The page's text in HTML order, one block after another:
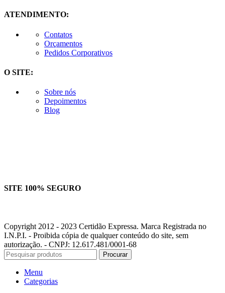
ATENDIMENTO:
Contatos
Orçamentos
Pedidos Corporativos
O SITE:
Sobre nós
Depoimentos
Blog
SITE 100% SEGURO
Copyright 2012 - 2023 Certidão Expressa. Marca Registrada no
I.N.P.I. - Proibida cópia de qualquer conteúdo do site, sem
autorização. - CNPJ: 12.617.481/0001-68
Procurar
Menu
Categorias